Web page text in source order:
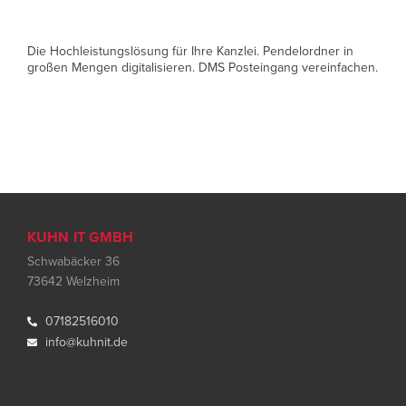
Die Hochleistungslösung für Ihre Kanzlei. Pendelordner in
großen Mengen digitalisieren. DMS Posteingang vereinfachen.
KUHN IT GMBH
Schwabäcker 36
73642 Welzheim
 07182516010
 info@kuhnit.de